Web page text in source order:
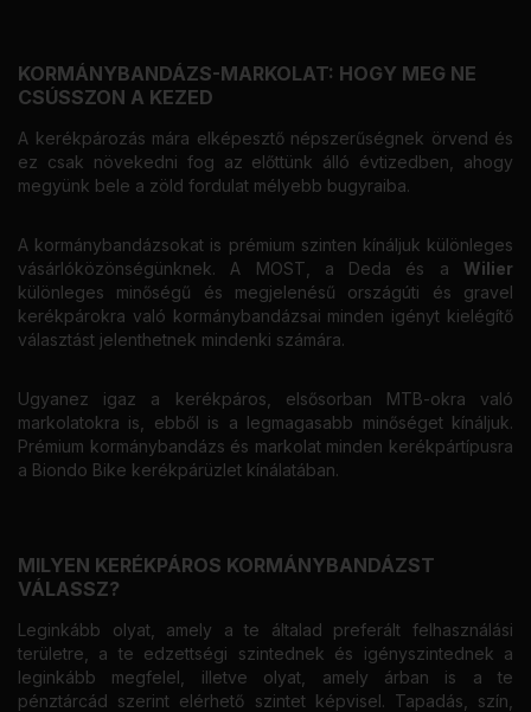
KORMÁNYBANDÁZS-MARKOLAT: HOGY MEG NE
CSÚSSZON A KEZED
A kerékpározás mára elképesztő népszerűségnek örvend és
ez csak növekedni fog az előttünk álló évtizedben, ahogy
megyünk bele a zöld fordulat mélyebb bugyraiba.
A kormánybandázsokat is prémium szinten kínáljuk különleges
vásárlóközönségünknek. A MOST, a Deda és a Wilier
különleges minőségű és megjelenésű országúti és gravel
kerékpárokra való kormánybandázsai minden igényt kielégítő
választást jelenthetnek mindenki számára.
Ugyanez igaz a kerékpáros, elsősorban MTB-okra való
markolatokra is, ebből is a legmagasabb minőséget kínáljuk.
Prémium kormánybandázs és markolat minden kerékpártípusra
a Biondo Bike kerékpárüzlet kínálatában.
MILYEN KERÉKPÁROS KORMÁNYBANDÁZST
VÁLASSZ?
Leginkább olyat, amely a te általad preferált felhasználási
területre, a te edzettségi szintednek és igényszintednek a
leginkább megfelel, illetve olyat, amely árban is a te
pénztárcád szerint elérhető szintet képvisel. Tapadás, szín,